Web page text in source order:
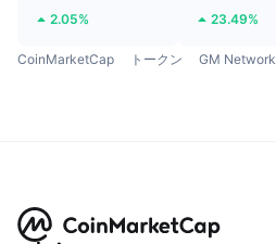
2.05% 23.49%
CoinMarketCap トークン GM Network